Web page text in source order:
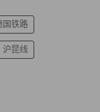
国铁路
沪昆线